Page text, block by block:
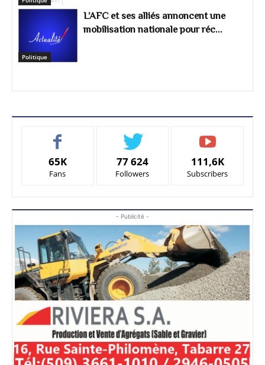
Politique
L’AFC et ses alliés annoncent une
mobilisation nationale pour réc...
65K
Fans
77 624
Followers
111,6K
Subscribers
- Publicité -